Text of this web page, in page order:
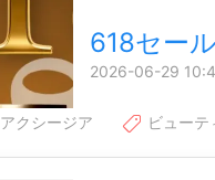
618セー
2026-06-29
アクシージア ビューテ